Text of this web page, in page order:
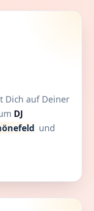
Dich auf Deiner
DJ
und